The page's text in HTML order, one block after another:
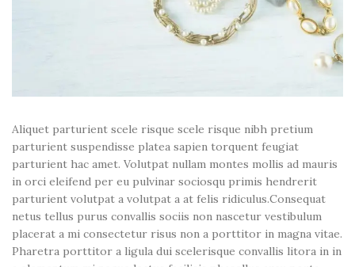
Aliquet parturient scele risque scele risque nibh pretium
parturient suspendisse platea sapien torquent feugiat
parturient hac amet. Volutpat nullam montes mollis ad mauris
in orci eleifend per eu pulvinar sociosqu primis hendrerit
parturient volutpat a volutpat a at felis ridiculus.Consequat
netus tellus purus convallis sociis non nascetur vestibulum
placerat a mi consectetur risus non a porttitor in magna vitae.
Pharetra porttitor a ligula dui scelerisque convallis litora in in